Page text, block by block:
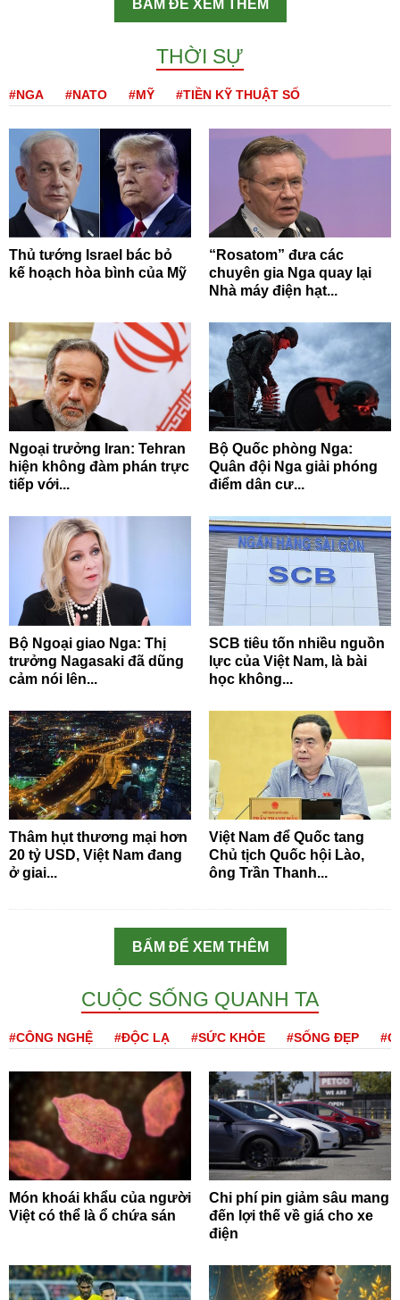
BẤM ĐỂ XEM THÊM
THỜI SỰ
#NGA #NATO #MỸ #TIỀN KỸ THUẬT SỐ
Thủ tướng Israel bác bỏ
kế hoạch hòa bình của Mỹ
“Rosatom” đưa các
chuyên gia Nga quay lại
Nhà máy điện hạt...
Ngoại trưởng Iran: Tehran
hiện không đàm phán trực
tiếp với...
Bộ Quốc phòng Nga:
Quân đội Nga giải phóng
điểm dân cư...
Bộ Ngoại giao Nga: Thị
trưởng Nagasaki đã dũng
cảm nói lên...
SCB tiêu tốn nhiều nguồn
lực của Việt Nam, là bài
học không...
Thâm hụt thương mại hơn
20 tỷ USD, Việt Nam đang
ở giai...
Việt Nam để Quốc tang
Chủ tịch Quốc hội Lào,
ông Trần Thanh...
BẤM ĐỂ XEM THÊM
CUỘC SỐNG QUANH TA
#CÔNG NGHỆ #ĐỘC LẠ #SỨC KHỎE #SỐNG ĐẸP
Món khoái khẩu của người
Việt có thể là ổ chứa sán
Chi phí pin giảm sâu mang
đến lợi thế về giá cho xe
điện